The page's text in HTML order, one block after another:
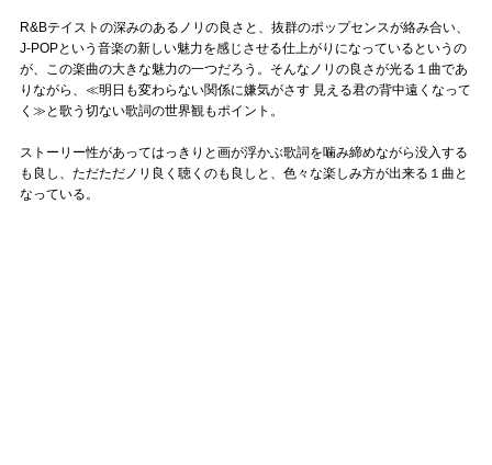
R&Bテイストの深みのあるノリの良さと、抜群のポップセンスが絡み合い、
J-POPという音楽の新しい魅力を感じさせる仕上がりになっているというの
が、この楽曲の大きな魅力の一つだろう。そんなノリの良さが光る１曲であ
りながら、≪明日も変わらない関係に嫌気がさす 見える君の背中遠くなって
く≫と歌う切ない歌詞の世界観もポイント。
ストーリー性があってはっきりと画が浮かぶ歌詞を噛み締めながら没入する
も良し、ただただノリ良く聴くのも良しと、色々な楽しみ方が出来る１曲と
なっている。